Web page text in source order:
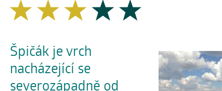
Špičák je vrch
nacházející se
severozápadně od